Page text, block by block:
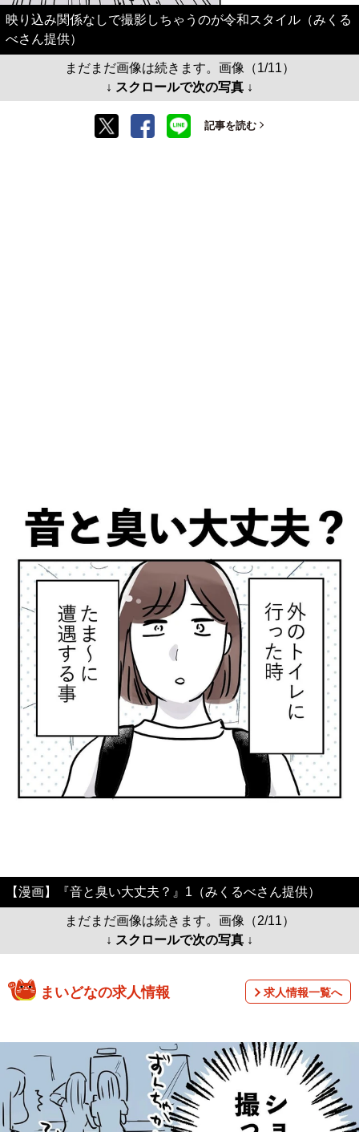
映り込み関係なしで撮影しちゃうのが令和スタイル（みくる
べさん提供）
まだまだ画像は続きます。画像（1/11）
↓ スクロールで次の写真 ↓
記事を読む
【漫画】『音と臭い大丈夫？』1（みくるべさん提供）
まだまだ画像は続きます。画像（2/11）
↓ スクロールで次の写真 ↓
まいどなの求人情報 求人情報一覧へ